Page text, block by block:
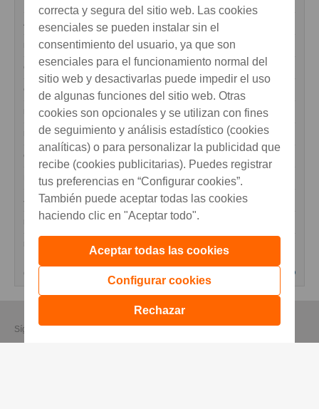
COTIZATIÓN VARIACIÓN
ALTRI 4.7550
1.0970 -0.45%
CORT. AMORIM 6.7400 1.20%
CTT
4.4760 -1.06%
EDP RENOVAVEIS 13.3500 -0.52%
GALP
IBERSOL 9.7300 -0.51%
J. MARTINS 17.4900 0.87%
MOTA-ENGIL 4.5280
(Retraso de 15 min)
Síguenos
correcta y segura del sitio web. Las cookies
esenciales se pueden instalar sin el
consentimiento del usuario, ya que son
esenciales para el funcionamiento normal del
sitio web y desactivarlas puede impedir el uso
de algunas funciones del sitio web. Otras
cookies son opcionales y se utilizan con fines
de seguimiento y análisis estadístico (cookies
analíticas) o para personalizar la publicidad que
recibe (cookies publicitarias). Puedes registrar
tus preferencias en “Configurar cookies”.
También puede aceptar todas las cookies
haciendo clic en "Aceptar todo".
Aceptar todas las cookies
Configurar cookies
Rechazar